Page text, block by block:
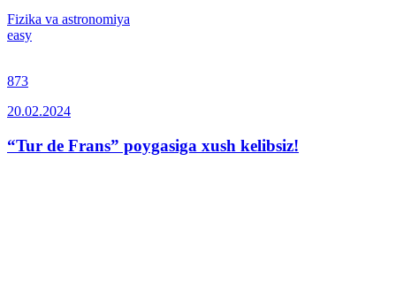
Fizika va astronomiya
easy
873
20.02.2024
“Tur de Frans” poygasiga xush kelibsiz!